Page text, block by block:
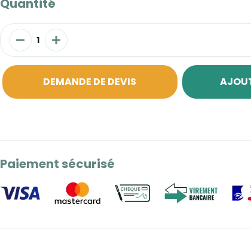
Quantité
DEMANDE DE DEVIS
Paiement sécurisé